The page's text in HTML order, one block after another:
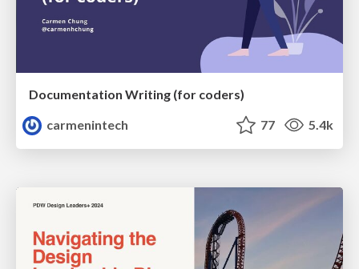
Documentation Writing (for coders)
carmenintech
77 5.4k